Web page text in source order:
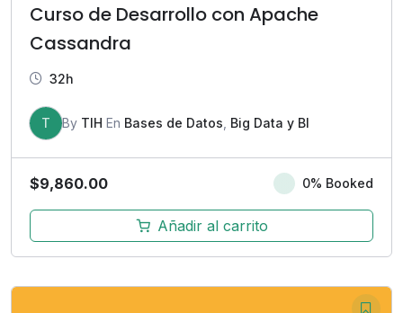
Curso de Desarrollo con Apache
Cassandra
32h
T By TIH En Bases de Datos Big Data y BI
$9,860.00 0% Booked
Añadir al carrito